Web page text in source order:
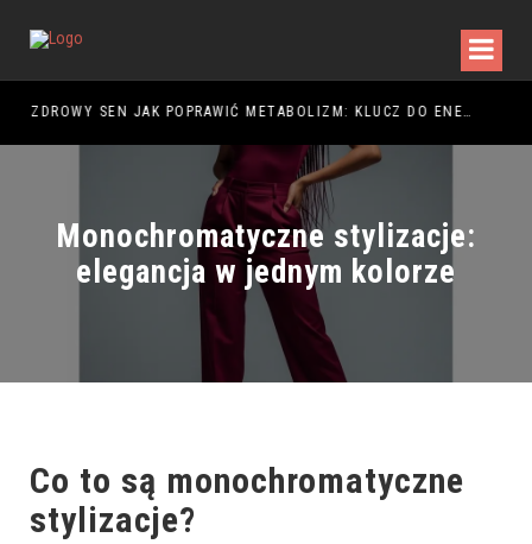
ZDROWY SEN JAK POPRAWIĆ METABOLIZM: KLUCZ DO ENERGII
Monochromatyczne stylizacje:
elegancja w jednym kolorze
Co to są monochromatyczne
stylizacje?